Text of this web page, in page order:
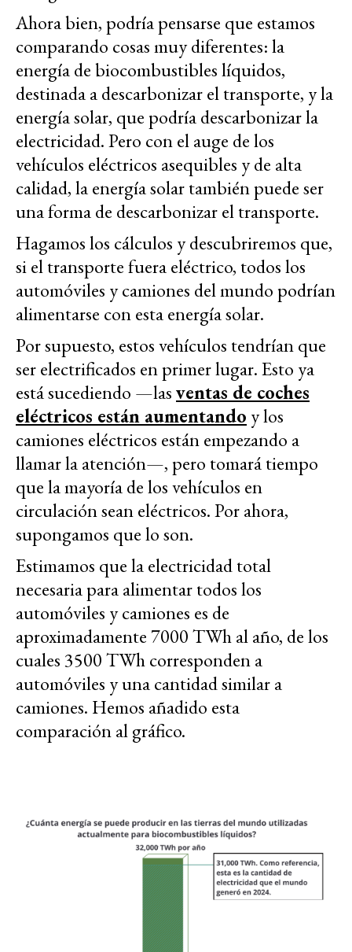
Ahora bien, podría pensarse que estamos
comparando cosas muy diferentes: la
energía de biocombustibles líquidos,
destinada a descarbonizar el transporte, y la
energía solar, que podría descarbonizar la
electricidad. Pero con el auge de los
vehículos eléctricos asequibles y de alta
calidad, la energía solar también puede ser
una forma de descarbonizar el transporte.
Hagamos los cálculos y descubriremos que,
si el transporte fuera eléctrico, todos los
automóviles y camiones del mundo podrían
alimentarse con esta energía solar.
Por supuesto, estos vehículos tendrían que
ser electrificados en primer lugar. Esto ya
está sucediendo —lasventas de coches
eléctricos están aumentando y los
camiones eléctricos están empezando a
llamar la atención—, pero tomará tiempo
que la mayoría de los vehículos en
circulación sean eléctricos. Por ahora,
supongamos que lo son.
Estimamos que la electricidad total
necesaria para alimentar todos los
automóviles y camiones es de
aproximadamente 7000 TWh al año, de los
cuales 3500 TWh corresponden a
automóviles y una cantidad similar a
camiones. Hemos añadido esta
comparación al gráfico.